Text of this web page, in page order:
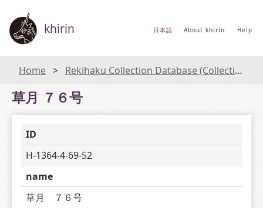
khirin 日本語 About khirin Help
Home Rekihaku Collection Database (Collections Database of the National Museum of Japanese History)
草月 ７６号
ID
H-1364-4-69-52
name
草月　７６号